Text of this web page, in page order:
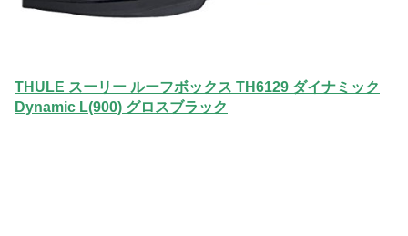
THULE スーリー ルーフボックス TH6129 ダイナミック
Dynamic L(900) グロスブラック